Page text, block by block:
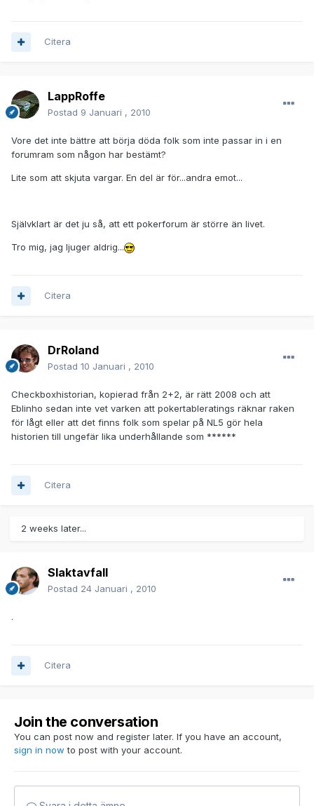
Citera
LappRoffe
Postad 9 Januari , 2010
Vore det inte bättre att börja döda folk som inte passar in i en
forumram som någon har bestämt?
Lite som att skjuta vargar. En del är för...andra emot...
Självklart är det ju så, att ett pokerforum är större än livet.
Tro mig, jag ljuger aldrig...
Citera
DrRoland
Postad 10 Januari , 2010
Checkboxhistorian, kopierad från 2+2, är rätt 2008 och att
Eblinho sedan inte vet varken att pokertableratings räknar raken
för lågt eller att det finns folk som spelar på NL5 gör hela
historien till ungefär lika underhållande som ******
Citera
2 weeks later...
Slaktavfall
Postad 24 Januari , 2010
.
Citera
Join the conversation
You can post now and register later. If you have an account,
sign in now to post with your account.